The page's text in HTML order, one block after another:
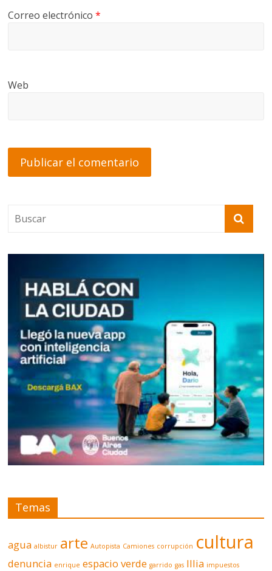
Correo electrónico*
Web
Temas
agua albistur arte Autopista Camiones corrupción cultura
denuncia enrique espacio verde garrido gas Illia impuestos